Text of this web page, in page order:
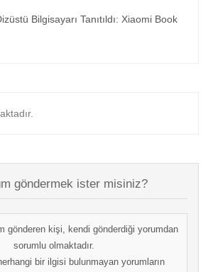
Bilgisayarı Tanıtıldı: Xiaomi Book
göndermek ister misiniz?
gönderen kişi, kendi gönderdiği yorumdan
sorumlu olmaktadır.
bir ilgisi bulunmayan yorumların